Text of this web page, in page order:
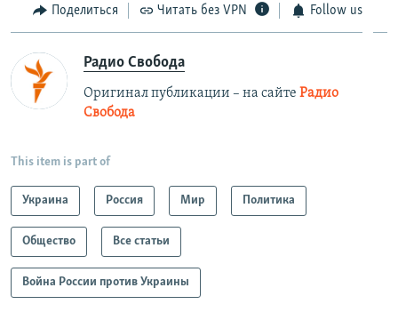
Поделиться Читать без VPN Follow us
Радио Свобода
Оригинал публикации – на сайте Радио
Свобода
This item is part of
Украина Россия Мир Политика
Общество Все статьи
Война России против Украины